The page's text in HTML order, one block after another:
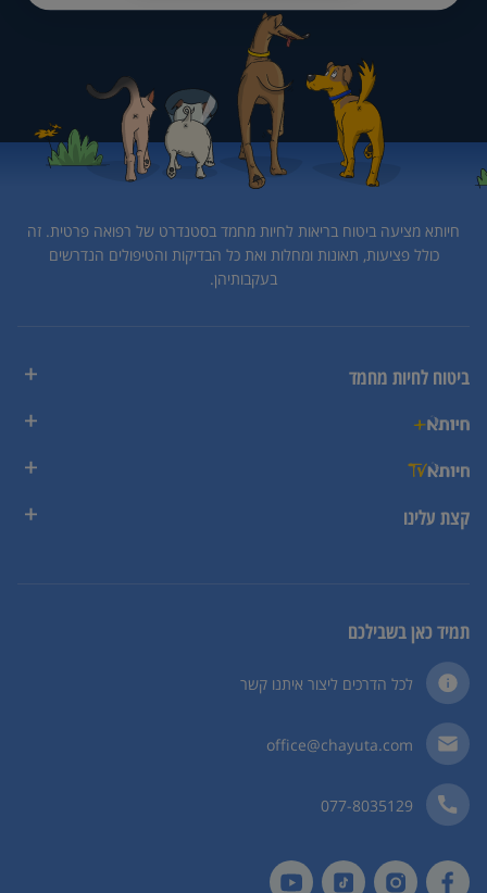
חיותא מציעה ביטוח בריאות לחיות מחמד בסטנדרט של רפואה פרטית. זה
כולל פציעות, תאונות ומחלות ואת כל הבדיקות והטיפולים הנדרשים
בעקבותיהן.
ביטוח לחיות מחמד
קצת עלינו
תמיד כאן בשבילכם
לכל הדרכים ליצור איתנו קשר
office@chayuta.com
077-8035129